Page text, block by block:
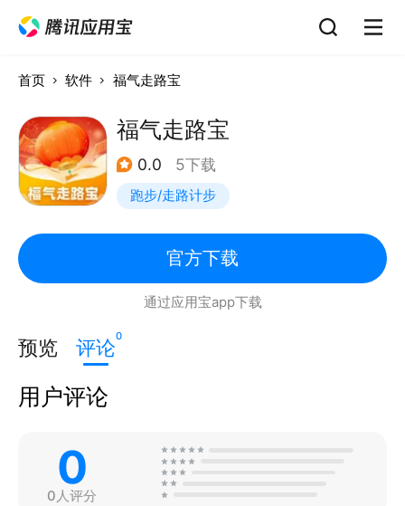
首页 软件 福气走路宝
福气走路宝
0.0 5下载
跑步/走路计步
官方下载
通过应用宝app下载
预览 评论0
用户评论
0
0人评分